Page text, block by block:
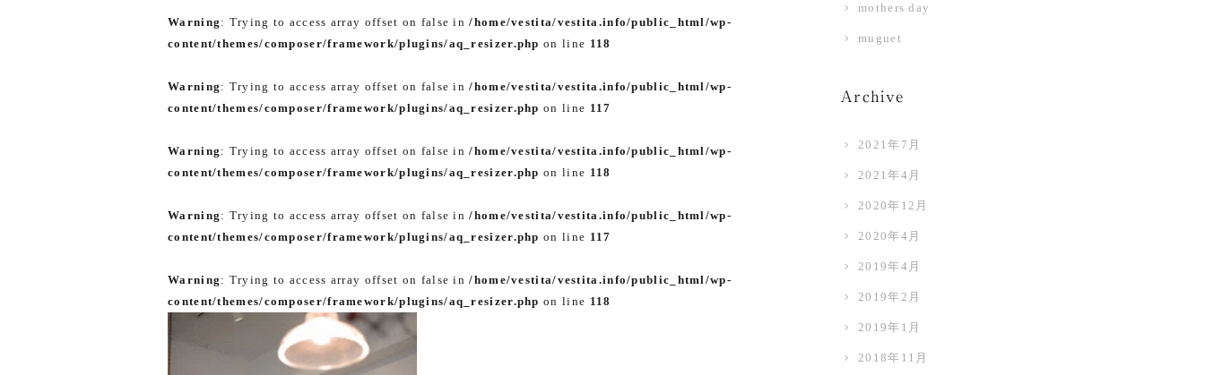
Warning : Trying to access array offset on false in/home/vestita/vestita.info/public_html/wp-
content/themes/composer/framework/plugins/aq_resizer.php on line 118
Warning : Trying to access array offset on false in/home/vestita/vestita.info/public_html/wp-
content/themes/composer/framework/plugins/aq_resizer.php on line 117
Warning : Trying to access array offset on false in/home/vestita/vestita.info/public_html/wp-
content/themes/composer/framework/plugins/aq_resizer.php on line 118
Warning : Trying to access array offset on false in/home/vestita/vestita.info/public_html/wp-
content/themes/composer/framework/plugins/aq_resizer.php on line 117
Warning : Trying to access array offset on false in/home/vestita/vestita.info/public_html/wp-
content/themes/composer/framework/plugins/aq_resizer.php on line 118
mothers day
muguet
Archive
2021年7月
2021年4月
2020年12月
2020年4月
2019年4月
2019年2月
2019年1月
2018年11月